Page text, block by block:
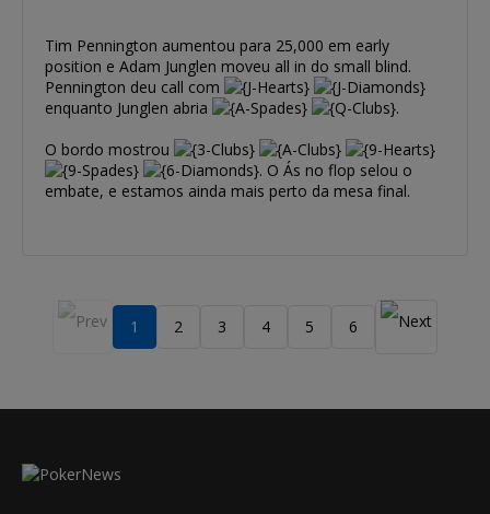
Tim Pennington aumentou para 25,000 em early
position e Adam Junglen moveu all in do small blind.
Pennington deu call com
enquanto Junglen abria
.
O bordo mostrou
. O Ás no flop selou o
embate, e estamos ainda mais perto da mesa final.
1 2 3 4 5 6